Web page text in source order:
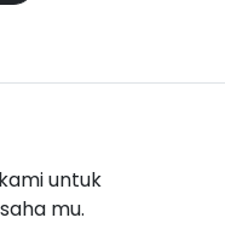
untuk
mu.